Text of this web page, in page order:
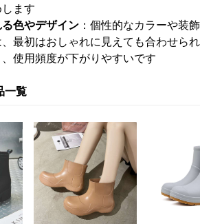
ます
色やデザイン ：個性的なカラーや装飾
最初はおしゃれに見えても合わせられ
使用頻度が下がりやすいです
一覧